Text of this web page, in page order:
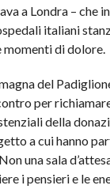
a Londra – che
italiani
di dolore.
del
per
della
a cui hanno
una sala
i pensieri e le